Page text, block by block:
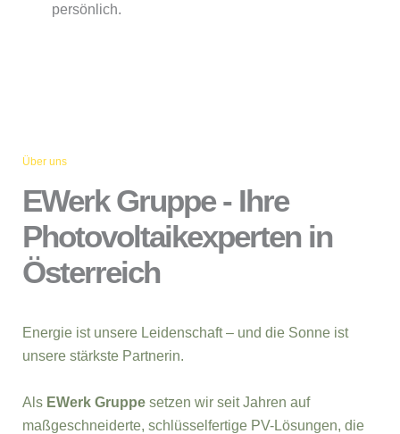
persönlich.
Über uns
EWerk Gruppe - Ihre
Photovoltaikexperten in
Österreich
Energie ist unsere Leidenschaft – und die Sonne ist
unsere stärkste Partnerin.
Als EWerk Gruppe setzen wir seit Jahren auf
maßgeschneiderte, schlüsselfertige PV-Lösungen, die